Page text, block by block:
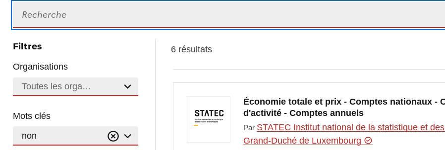
Filtres
Organisations
Toutes les organisations
Mots clés
non
6 résultats
Économie totale et prix - Comptes nationaux -
d'activité - Comptes annuels
Par STATEC Institut national de la statistique et
Grand-Duché de Luxembourg